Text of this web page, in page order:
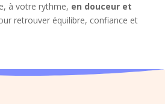
à votre rythme, en douceur et
retrouver équilibre, confiance et